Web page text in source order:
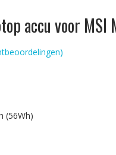
accu voor MSI
(56Wh)